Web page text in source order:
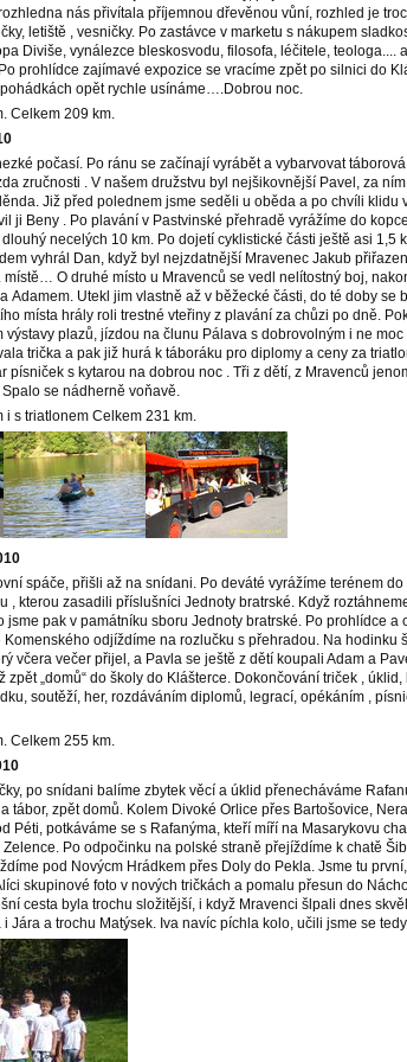
nás přivítala příjemnou dřevěnou vůní, rozhled je
letiště , vesničky. Po zastávce v marketu s nákupem
Diviše, vynálezce bleskosvodu, filosofa, léčitele, teologa....
prohlídce zajímavé expozice se vracíme zpět po silnici do
opět rychle usínáme….Dobrou noc.
Celkem 209 km.
počasí. Po ránu se začínají vyrábět a vybarvovat
zručnosti . V našem družstvu byl nejšikovnější Pavel, za
Již před polednem jsme seděli u oběda a po chvíli klidu
ji Beny . Po plavání v Pastvinské přehradě vyrážíme do
necelých 10 km. Po dojetí cyklistické části ještě asi 1,5
vyhrál Dan, když byl nejzdatnější Mravenec Jakub
místě… O druhé místo u Mravenců se vedl nelítostný boj,
Adamem. Utekl jim vlastně až v běžecké části, do té doby se
místa hrály roli trestné vteřiny z plavání za chůzi po dně.
plazů, jízdou na člunu Pálava s dobrovolným i ne
trička a pak již hurá k táboráku pro diplomy a ceny za
písniček s kytarou na dobrou noc . Tři z dětí, z Mravenců
se nádherně voňavě.
s triatlonem Celkem 231 km.
spáče, přišli až na snídani. Po deváté vyrážíme terénem
, kterou zasadili příslušníci Jednoty bratrské. Když
jsme pak v památníku sboru Jednoty bratrské. Po prohlídce a
odjíždíme na rozlučku s přehradou. Na hodinku
včera večer přijel, a Pavla se ještě z dětí koupali Adam a
zpět „domů“ do školy do Klášterce. Dokončování triček ,
soutěží, her, rozdáváním diplomů, legrací, opékáním ,
Celkem 255 km.
po snídani balíme zbytek věcí a úklid přenecháváme
tábor, zpět domů. Kolem Divoké Orlice přes Bartošovice,
Péti, potkáváme se s Rafanýma, kteří míří na Masarykovu
Po odpočinku na polské straně přejíždíme k chatě
pod Novýcm Hrádkem přes Doly do Pekla. Jsme tu
skupinové foto v nových tričkách a pomalu přesun do
cesta byla trochu složitější, i když Mravenci šlpali dnes
Jára a trochu Matýsek. Iva navíc píchla kolo, učili jsme se